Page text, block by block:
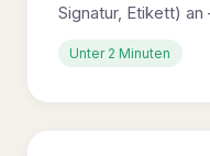
Signatur, Etikett) an
Unter 2 Minuten